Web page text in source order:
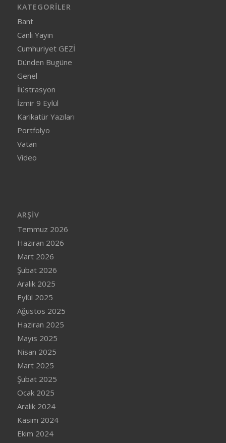
KATEGORILER
Bant
Canlı Yayın
Cumhuriyet GEZİ
Dünden Bugüne
Genel
İlüstrasyon
İzmir 9 Eylül
Karikatür Yazıları
Portfolyo
Vatan
Video
ARŞIV
Temmuz 2026
Haziran 2026
Mart 2026
Şubat 2026
Aralık 2025
Eylül 2025
Ağustos 2025
Haziran 2025
Mayıs 2025
Nisan 2025
Mart 2025
Şubat 2025
Ocak 2025
Aralık 2024
Kasım 2024
Ekim 2024